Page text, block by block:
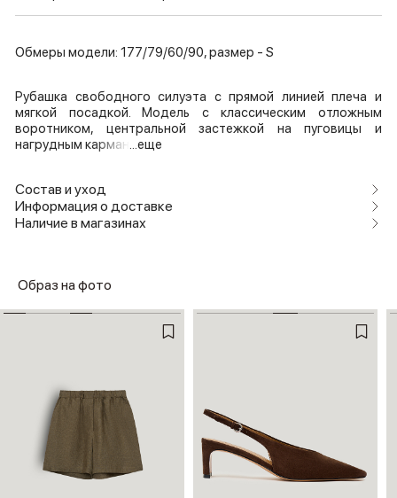
Обмеры модели: 177/79/60/90, размер - S
Рубашка свободного силуэта с прямой линией плеча и
мягкой посадкой. Модель с классическим отложным
воротником, центральной застежкой на пуговицы и
нагрудным карман ...еще
Состав и уход
Информация о доставке
Наличие в магазинах
Образ на фото